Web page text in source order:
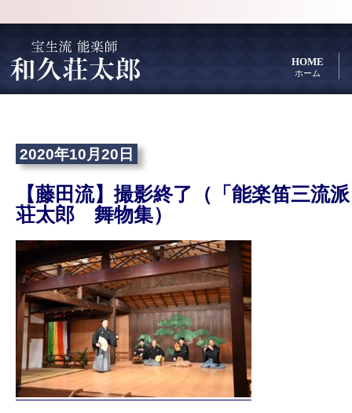
HOME
ホーム
2020年10月20日
【藤田流】撮影終了（「能楽笛三
荘太郎 舞物集）